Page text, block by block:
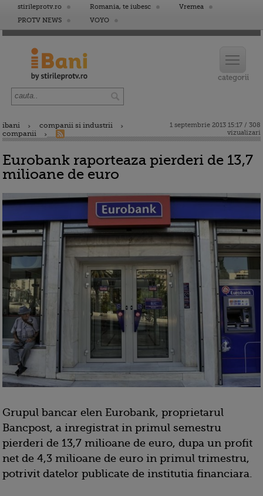
stirileprotv.ro Romania, te iubesc
Vremea
PROTV NEWS
VOYO
ibani
companii si industrii
companii
1 septembrie 2013 15:17 / 308
vizualizari
Eurobank raporteaza pierderi de 13,7
milioane de euro
Grupul bancar elen Eurobank, proprietarul
Bancpost, a inregistrat in primul semestru
pierderi de 13,7 milioane de euro, dupa un profit
net de 4,3 milioane de euro in primul trimestru,
potrivit datelor publicate de institutia financiara.